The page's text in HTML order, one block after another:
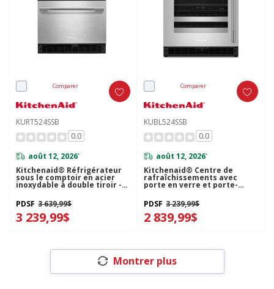
Comparer
KURT524SSB
0.0
août 12, 2026*
Kitchenaid® Réfrigérateur
sous le comptoir en acier
inoxydable à double tiroir -
24 po KURT524SSB
PDSF 3 639,99$
3 239,99$
Comparer
KUBL524SSB
0.0
août 12, 2026*
Kitchenaid® Centre de
rafraîchissements avec
porte en verre et porte-
bouteilles à devant en métal
- 24 po KUBL524SSB
PDSF 3 239,99$
2 839,99$
Montrer plus